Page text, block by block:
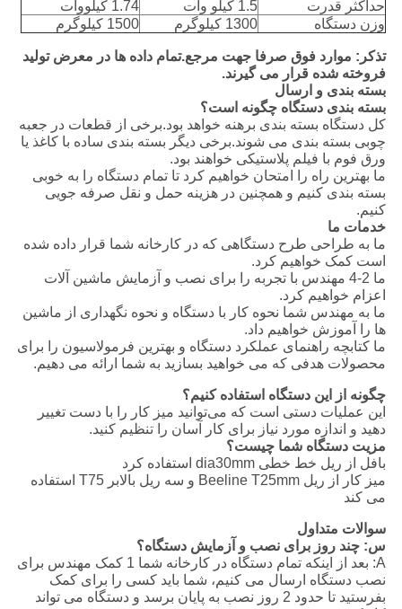
حداکثر قدرت
1.5 کیلو وات
1.74 کیلووات
وزن دستگاه
1300 کیلوگرم 1500 کیلوگرم
تذکر: موارد فوق صرفا جهت مرجع.تمام داده ها در معرض تولید
فروخته شده قرار می گیرند.
بسته بندی و ارسال
بسته بندی دستگاه چگونه است؟
کل دستگاه بسته بندی برهنه خواهد بود.برخی از قطعات در جعبه
چوبی بسته بندی می شوند.برخی دیگر بسته بندی ساده با کاغذ یا
ورق فوم با فیلم پلاستیکی خواهند بود.
ما بهترین راه را امتحان خواهیم کرد تا تمام دستگاه را به خوبی
بسته بندی کنیم و همچنین در هزینه حمل و نقل صرفه جویی
کنیم.
خدمات ما
ما به طراحی طرح دستگاهی که در کارخانه شما قرار داده شده
است کمک خواهیم کرد.
ما 2-4 مهندس با تجربه را برای نصب و آزمایش ماشین آلات
اعزام خواهیم کرد.
ما به مهندس شما نحوه کار با دستگاه و نحوه نگهداری از ماشین
ها را آموزش خواهیم داد.
ما کتابچه راهنمای عملکرد دستگاه و بهترین فرمولاسیون را برای
محصولات هدفی که می خواهید بسازید به شما ارائه می دهیم.
چگونه از این دستگاه استفاده کنیم؟
این عملیات دستی است که می‌توانید میز کار را با دست تغییر
دهید و اندازه مورد نیاز برای کار آسان را تنظیم کنید.
مزیت دستگاه شما چیست؟
بافل از ریل خط خطی dia30mm استفاده کرد
میز کار از ریل Beeline T25mm و سه ریل بالابر T75 استفاده
می کند
سوالات متداول
س: چند روز برای نصب و آزمایش دستگاه؟
A: بعد از اینکه تمام دستگاه در کارخانه شما 1 کمک مهندس برای
نصب دستگاه ارسال می کنیم، شما باید کسی را برای کمک
بفرستید تا حدود 2 روز نصب به پایان برسد و دستگاه می تواند